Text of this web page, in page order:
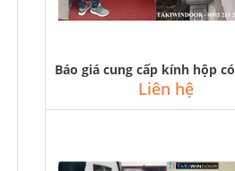
Liên hệ